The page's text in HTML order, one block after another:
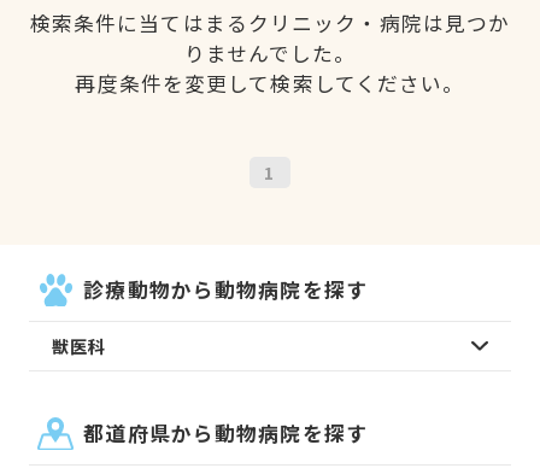
検索条件に当てはまるクリニック・病院は見つか
りませんでした。
再度条件を変更して検索してください。
1
診療動物から動物病院を探す
獣医科
都道府県から動物病院を探す